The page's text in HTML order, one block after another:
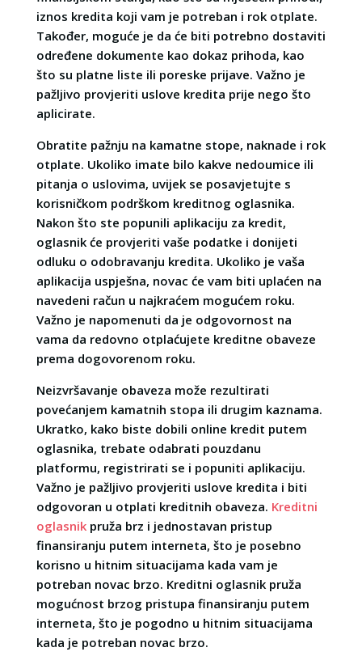
iznos kredita koji vam je potreban i rok otplate.
Također, moguće je da će biti potrebno dostaviti
određene dokumente kao dokaz prihoda, kao
što su platne liste ili poreske prijave. Važno je
pažljivo provjeriti uslove kredita prije nego što
aplicirate.
Obratite pažnju na kamatne stope, naknade i rok
otplate. Ukoliko imate bilo kakve nedoumice ili
pitanja o uslovima, uvijek se posavjetujte s
korisničkom podrškom kreditnog oglasnika.
Nakon što ste popunili aplikaciju za kredit,
oglasnik će provjeriti vaše podatke i donijeti
odluku o odobravanju kredita. Ukoliko je vaša
aplikacija uspješna, novac će vam biti uplaćen na
navedeni račun u najkraćem mogućem roku.
Važno je napomenuti da je odgovornost na
vama da redovno otplaćujete kreditne obaveze
prema dogovorenom roku.
Neizvršavanje obaveza može rezultirati
povećanjem kamatnih stopa ili drugim kaznama.
Ukratko, kako biste dobili online kredit putem
oglasnika, trebate odabrati pouzdanu
platformu, registrirati se i popuniti aplikaciju.
Važno je pažljivo provjeriti uslove kredita i biti
odgovoran u otplati kreditnih obaveza. Kreditni
oglasnikpruža brz i jednostavan pristup
finansiranju putem interneta, što je posebno
korisno u hitnim situacijama kada vam je
potreban novac brzo. Kreditni oglasnik pruža
mogućnost brzog pristupa finansiranju putem
interneta, što je pogodno u hitnim situacijama
kada je potreban novac brzo.